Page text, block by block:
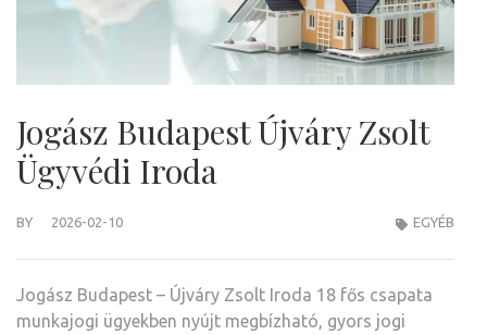
Jogász Budapest Újváry Zsolt
Ügyvédi Iroda
BY 2026-02-10 EGYÉB
Jogász Budapest – Újváry Zsolt Iroda 18 fős csapata
munkajogi ügyekben nyújt megbízható, gyors jogi